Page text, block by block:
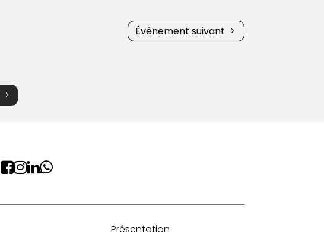
Événement suivant

Présentation